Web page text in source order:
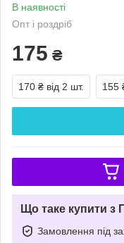
В наявності
Опт і роздріб
175 ₴
170 ₴ від 2 шт. 155
Що таке купити з
Замовлення під